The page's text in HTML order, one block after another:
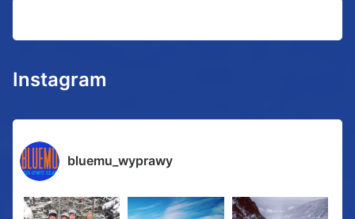
Instagram
bluemu_wyprawy